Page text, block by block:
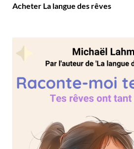
Acheter La langue des rêves